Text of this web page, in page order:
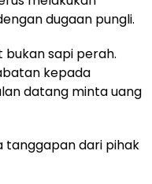
dugaan pungli.
bukan sapi perah.
kepada
datang minta uang
tanggapan dari pihak